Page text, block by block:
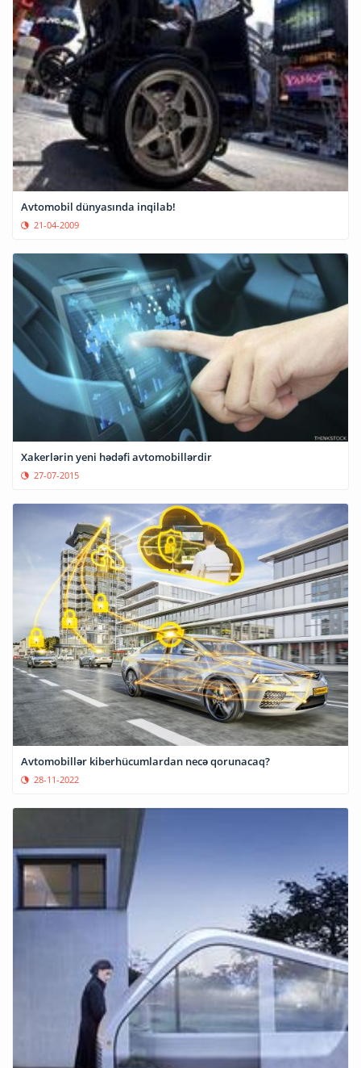
Avtomobil dünyasında inqilab!
21-04-2009
Xakerlərin yeni hədəfi avtomobillərdir
27-07-2015
Avtomobillər kiberhücumlardan necə qorunacaq?
28-11-2022